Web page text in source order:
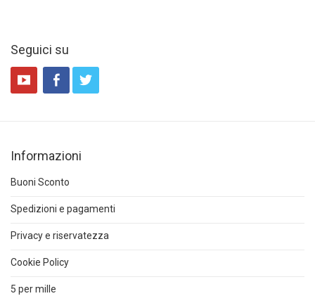
Seguici su
Informazioni
Buoni Sconto
Spedizioni e pagamenti
Privacy e riservatezza
Cookie Policy
5 per mille